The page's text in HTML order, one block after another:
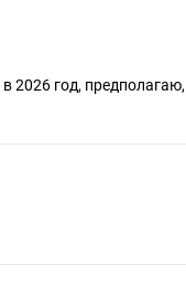
2026 год, предполагаю,